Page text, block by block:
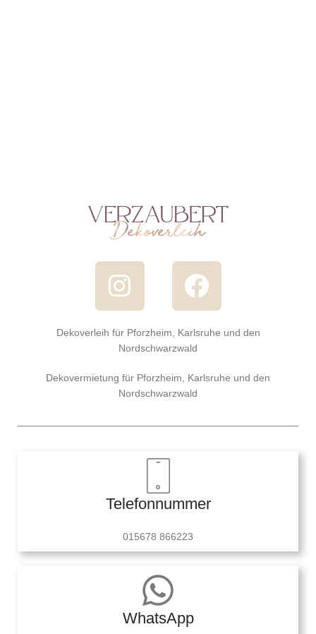
Dekoverleih für Pforzheim, Karlsruhe und den
Nordschwarzwald
Dekovermietung für Pforzheim, Karlsruhe und den
Nordschwarzwald
Telefonnummer
015678 866223
WhatsApp